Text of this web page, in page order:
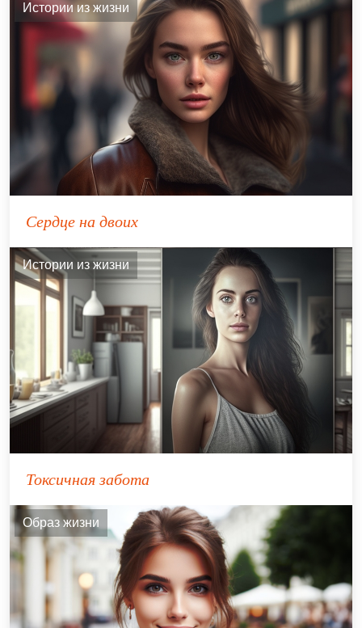
Истории из жизни
Сердце на двоих
Истории из жизни
Токсичная забота
Образ жизни